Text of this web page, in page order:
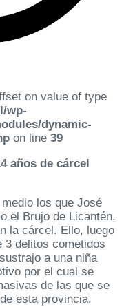
on value of type
wp-
dynamic-
on line 39
años de cárcel
los que José
el Brujo de Licantén,
la cárcel. Ello, luego
3 delitos cometidos
a una niña
por el cual se
de las que se
esta provincia.